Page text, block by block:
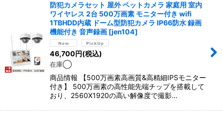
防犯カメラセット 屋外 ペットカメラ 家庭用 室内
ワイヤレス 2台 500万画素 モニター付き wifi
1TBHDD内蔵 ドーム型防犯カメラ IP66防水 録画
機能付き 音声録画 [jen104]
46,700円(税込)
在庫◯
商品情報 【500万画素高画質&高精細IPSモニター
付き】 500万画素の高性能先端チップを搭載して
おり、2560X1920の高い解像度で撮影…